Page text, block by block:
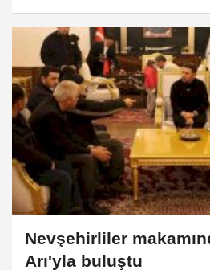
Nevşehirliler
Arı'yla buluştu